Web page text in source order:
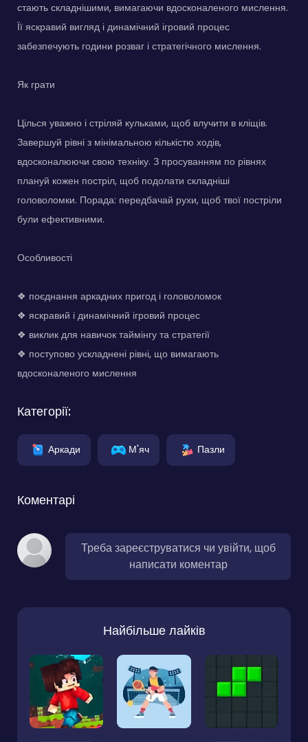
стають складнішими, вимагаючи вдосконаленого мислення.
Її яскравий вигляд і динамічний ігровий процес
забезпечують години розваг і стратегічного мислення.
Як грати
Цілься уважно і стріляй кульками, щоб влучити в кліщів.
Завершуй рівні з мінімальною кількістю ходів,
вдосконалюючи свою техніку. З просуванням по рівнях
плануй кожен постріл, щоб подолати складніші
головоломки. Порада: передбачай рухи, щоб твої постріли
були ефективними.
Особливості
❖ поєднання аркадних пригод і головоломок
❖ яскравий і динамічний ігровий процес
❖ виклик для навичок таймінгу та стратегії
❖ поступово ускладнені рівні, що вимагають
вдосконаленого мислення
Категорії:
Аркади М'яч Пазли
Коментарі
Треба зареєструватися чи увійти, щоб
написати коментар
Найбільше лайків